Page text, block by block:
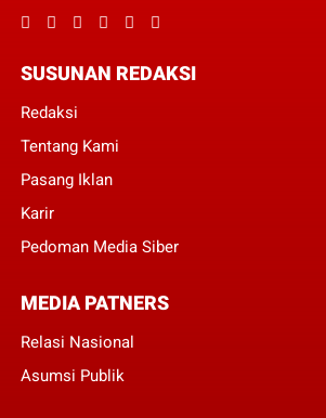
SUSUNAN REDAKSI
Redaksi
Tentang Kami
Pasang Iklan
Karir
Pedoman Media Siber
MEDIA PATNERS
Relasi Nasional
Asumsi Publik